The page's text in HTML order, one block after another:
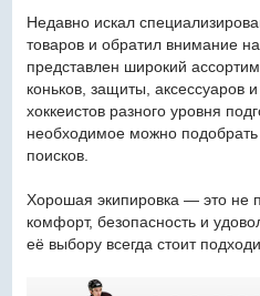
Недавно искал
товаров и обратил внимание на
представлен широкий
коньков, защиты, аксессуаров
хоккеистов разного уровня
необходимое можно
поисков.
Хорошая экипировка — это не
комфорт, безопасность и
её выбору всегда стоит